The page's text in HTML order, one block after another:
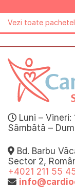
Vezi toate
Luni –
Sâmbătă –
Bd. Barbu
Sector 2,
+4021 211 55